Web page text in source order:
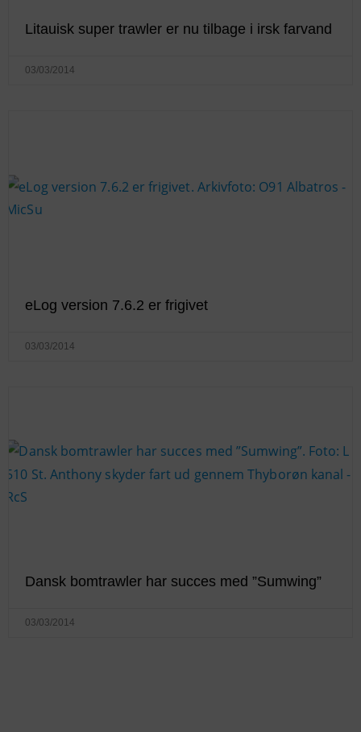
Litauisk super trawler er nu tilbage i irsk farvand
03/03/2014
eLog version 7.6.2 er frigivet
03/03/2014
Dansk bomtrawler har succes med ”Sumwing”
03/03/2014